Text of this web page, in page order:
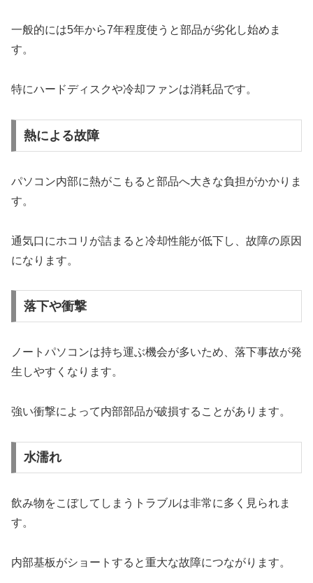
一般的には5年から7年程度使うと部品が劣化し始めま
す。
特にハードディスクや冷却ファンは消耗品です。
熱による故障
パソコン内部に熱がこもると部品へ大きな負担がかかりま
す。
通気口にホコリが詰まると冷却性能が低下し、故障の原因
になります。
落下や衝撃
ノートパソコンは持ち運ぶ機会が多いため、落下事故が発
生しやすくなります。
強い衝撃によって内部部品が破損することがあります。
水濡れ
飲み物をこぼしてしまうトラブルは非常に多く見られま
す。
内部基板がショートすると重大な故障につながります。